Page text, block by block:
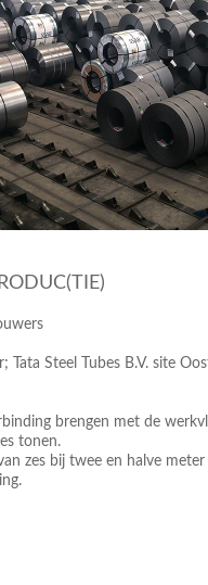
Tata Steel Tubes B.V. site
brengen met de
tonen.
zes bij twee en halve